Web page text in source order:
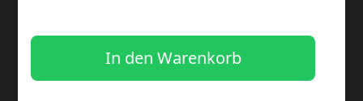
In den Warenkorb